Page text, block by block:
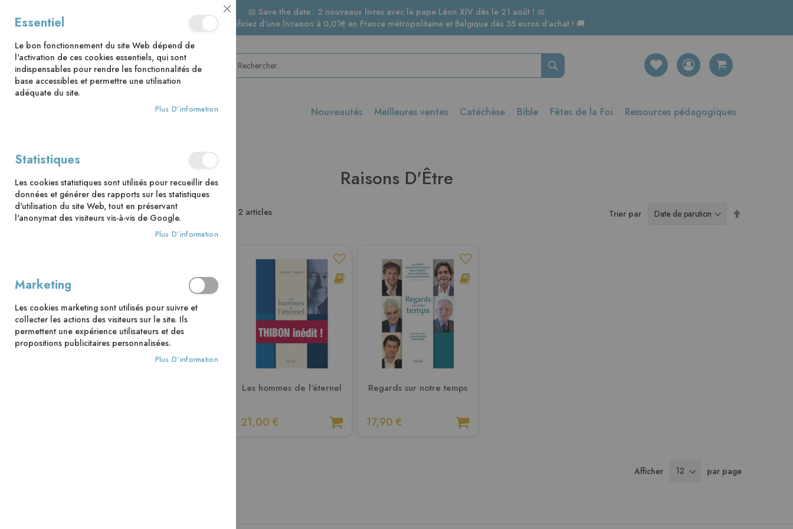
📅 Save the date : 2 nouveaux livres avec le pape Léon XIV dès le 21 août ! 📅
🚚 Bénéficiez d'une livraison à 0,01€ en France métropolitaine et Belgique dès 35 euros d'achat ! 🚚
Rechercher
Nouveautés Meilleures ventes Catéchèse Bible Fêtes de la Foi Ressources pédagogiques
Raisons D'Être
2 articles Trier par
Les hommes de l'éternel
21,00 €
Regards sur notre temps
17,90 €
Afficher par page
Ma Liste D’envies
Close
Cookie
Bar
Essentiel
Le bon fonctionnement du site Web dépend de
l'activation de ces cookies essentiels, qui sont
indispensables pour rendre les fonctionnalités de
base accessibles et permettre une utilisation
adéquate du site.
Plus D’information
Statistiques
Les cookies statistiques sont utilisés pour recueillir des
données et générer des rapports sur les statistiques
d'utilisation du site Web, tout en préservant
l'anonymat des visiteurs vis-à-vis de Google.
Plus D’information
Marketing
Les cookies marketing sont utilisés pour suivre et
collecter les actions des visiteurs sur le site. Ils
permettent une expérience utilisateurs et des
propositions publicitaires personnalisées.
Plus D’information